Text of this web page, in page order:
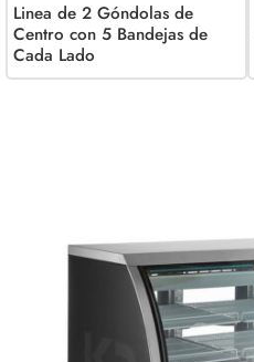
Linea de 2 Góndolas de
Centro con 5 Bandejas de
Cada Lado